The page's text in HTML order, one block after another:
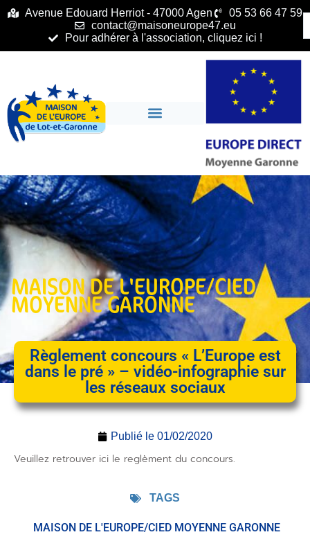
principalAvenue Edouard Herriot - 47000 Agen
05 53 66 47 59
contact@maisoneurope47.eu
Pour adhérer à l'association, cliquez ici !
MAISON DE L'EUROPE/CIED
MOYENNE GARONNE
Règlement concours « L’Europe est
dans le pré » – vidéo-infographie sur
les réseaux sociaux
Publié le 01/02/2020
Veuillez retrouver ici le reglèment du concours.
TAGS
MAISON DE L'EUROPE/CIED MOYENNE GARONNE